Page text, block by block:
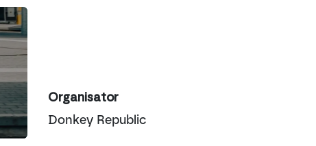
Organisator
Donkey Republic